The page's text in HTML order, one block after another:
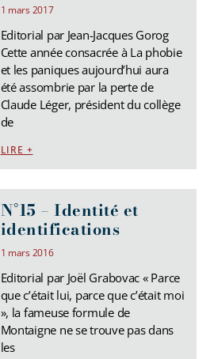
1 mars 2017
Editorial par Jean-Jacques Gorog
Cette année consacrée à La phobie
et les paniques aujourd’hui aura
été assombrie par la perte de
Claude Léger, président du collège
de
LIRE +
N°15 – Identité et
identifications
1 mars 2016
Editorial par Joël Grabovac « Parce
que c’était lui, parce que c’était moi
», la fameuse formule de
Montaigne ne se trouve pas dans
les